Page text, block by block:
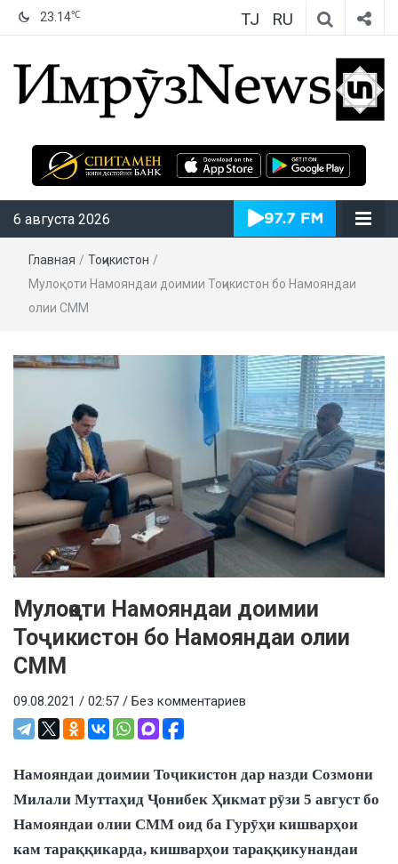
23.14℃ TJ RU
ИмрӯзNews
6 августа 2026
Главная / Тоҷикистон /
Мулоқоти Намояндаи доимии Тоҷикистон бо Намояндаи
олии СММ
Мулоқоти Намояндаи доимии
Тоҷикистон бо Намояндаи олии
СММ
09.08.2021 / 02:57 / Без комментариев
Намояндаи доимии Тоҷикистон дар назди Созмони
Милали Муттаҳид Ҷонибек Ҳикмат рӯзи 5 август бо
Намояндаи олии СММ оид ба Гурӯҳи кишварҳои
кам тараққикарда, кишварҳои тараққикунандаи